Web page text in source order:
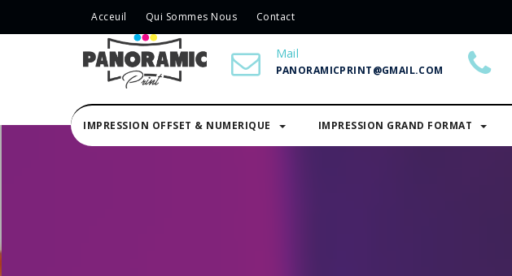
Acceuil Qui Sommes Nous Contact
Mail
PANORAMICPRINT@GMAIL.COM
IMPRESSION OFFSET & NUMERIQUE IMPRESSION GRAND FORMAT